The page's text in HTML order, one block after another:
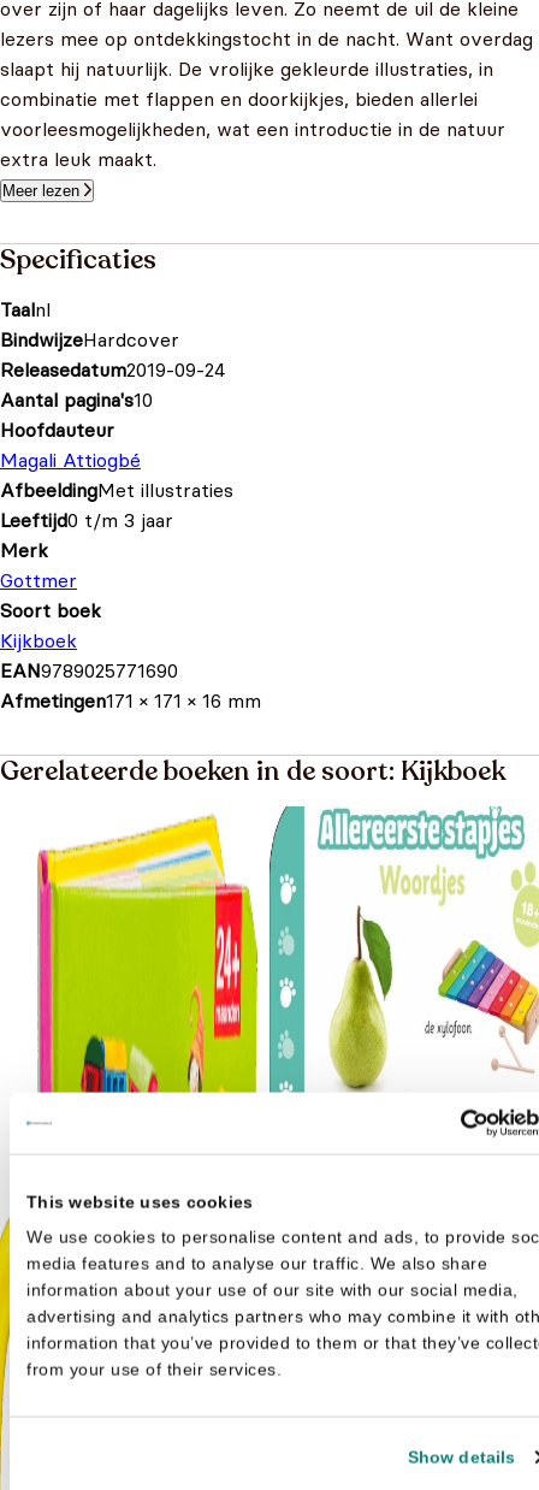
This website uses cookies
We use cookies to personalise content and ads, to provide
media features and to analyse our traffic. We also share
information about your use of our site with our social media,
advertising and analytics partners who may combine it with
information that you’ve provided to them or that they’ve
from your use of their services.
Show details
over zijn of haar dagelijks leven. Zo neemt de uil de kleine
lezers mee op ontdekkingstocht in de nacht. Want overdag
slaapt hij natuurlijk. De vrolijke gekleurde illustraties, in
combinatie met flappen en doorkijkjes, bieden allerlei
voorleesmogelijkheden, wat een introductie in de natuur
extra leuk maakt.
Meer lezen
Specificaties
Taalnl
BindwijzeHardcover
Releasedatum2019-09-24
Aantal pagina's10
Hoofdauteur
Magali Attiogbé
AfbeeldingMet illustraties
Leeftijd0 t/m 3 jaar
Merk
Gottmer
Soort boek
Kijkboek
EAN9789025771690
Afmetingen171 × 171 × 16 mm
Gerelateerde boeken in de soort: Kijkboek